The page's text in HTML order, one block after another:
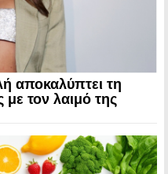
αποκαλύπτει τη
με τον λαιμό της